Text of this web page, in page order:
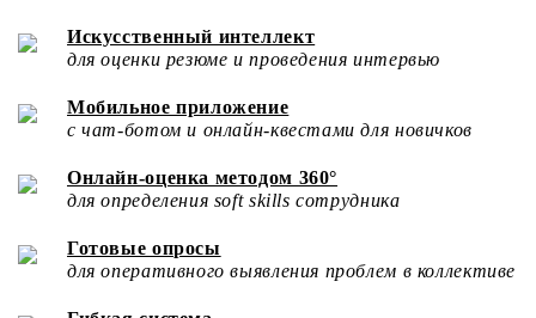
Искусственный интеллект
для оценки резюме и проведения интервью
Мобильное приложение
с чат-ботом и онлайн-квестами для новичков
Онлайн-оценка методом 360°
для определения soft skills сотрудника
Готовые опросы
для оперативного выявления проблем в коллективе